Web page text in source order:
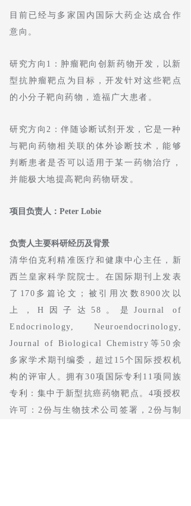
目前已经与多家国内国际大药企达成合作
意向。
研究方向1：肿瘤靶向创新药物开发，以新
型抗肿瘤靶点为目标，开发针对这些靶点
的小分子靶向药物，造福广大患者。
研究方向2：伴随诊断试剂开发，它是一种
与靶向药物相关联的体外诊断技术，能够
判断患者是否可以适用于某一药物治疗，
并能极大地提高靶向药物研发。
项目负责人：Peter Lobie
负责人主要科研经历及背景
清华伯克利精准医疗和健康中心主任，新
西兰皇家科学院院士。在国际期刊上发表
了170多篇论文；被引用次数8900次以
上，H因子达58。是Journal of
Endocrinology, Neuroendocrinology,
Journal of Biological Chemistry等50余
多家学术期刊编委，超过15个国际授权机
构的评审人。拥有30项国际专利11项同族
专利：集中于新型抗癌药物靶点。4项授权
许可：2份与生物技术公司签署，2份与制